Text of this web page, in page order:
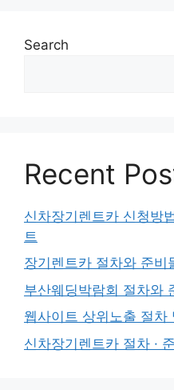
Search
Recent
신차장기렌트카 신청방
트
장기렌트카 절차와 준비
부산웨딩박람회 절차와
웹사이트 상위노출 절차
신차장기렌트카 절차 ·